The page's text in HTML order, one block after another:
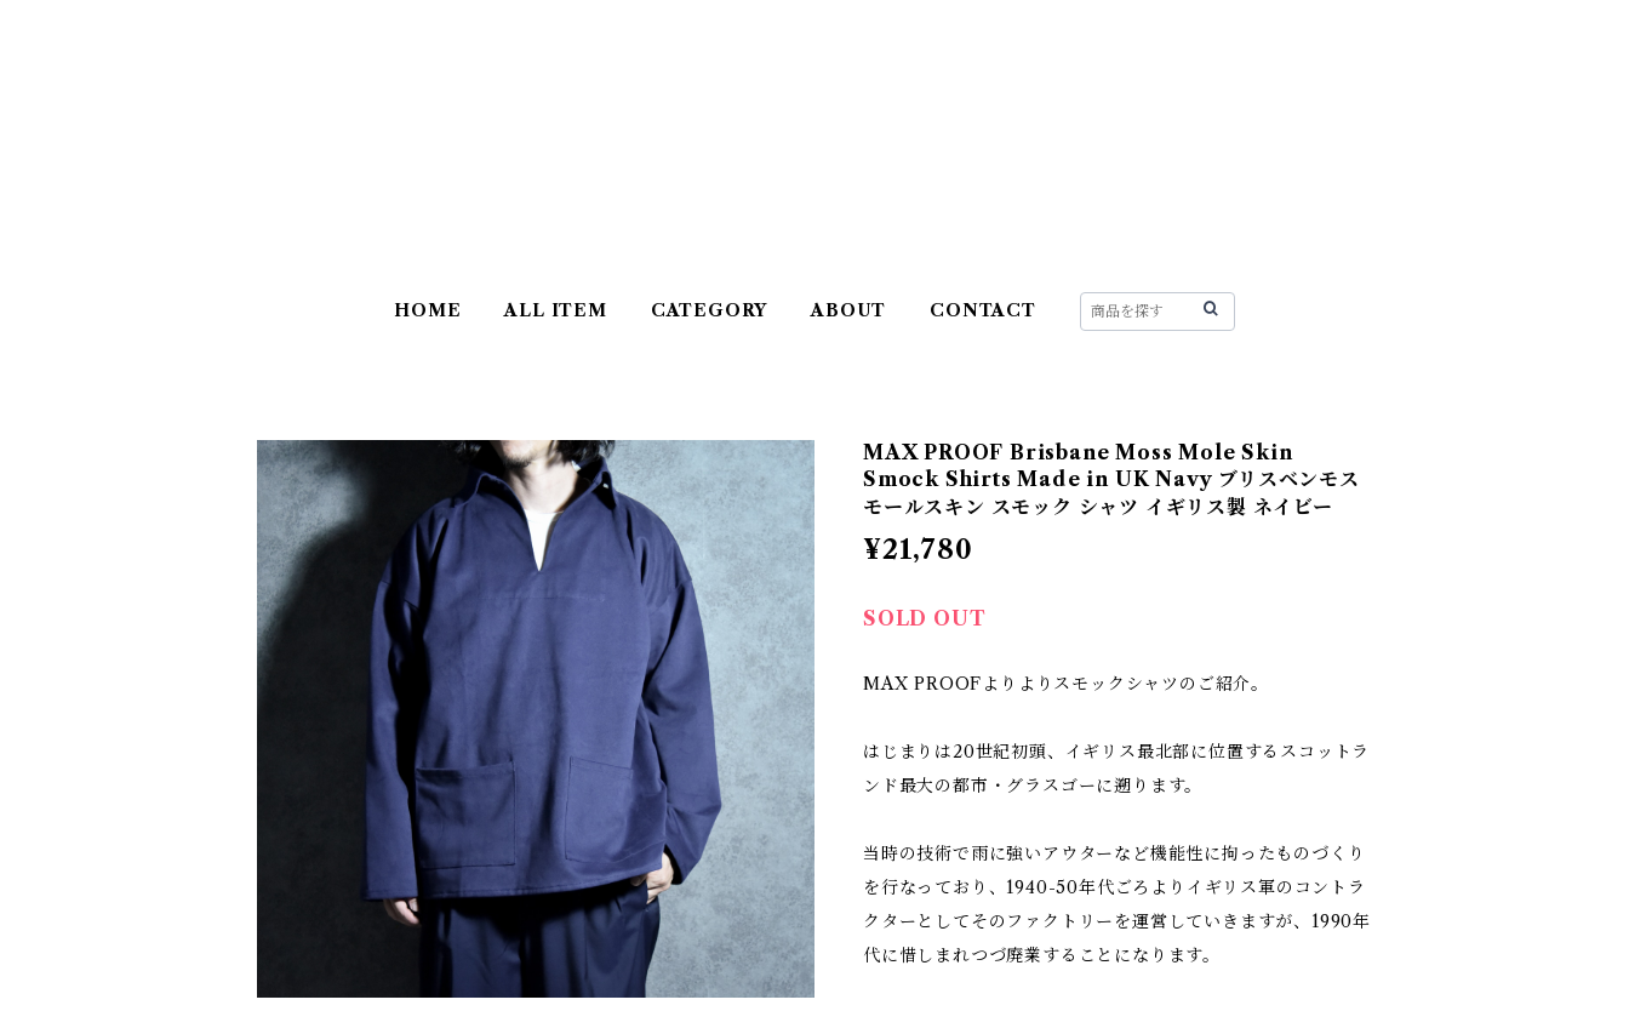
HOME ALL ITEM CATEGORY ABOUT CONTACT
MAX PROOF Brisbane Moss Mole Skin
Smock Shirts Made in UK Navy ブリスベンモス
モールスキン スモック シャツ イギリス製 ネイビー
¥21,780
SOLD OUT
MAX PROOFよりよりスモックシャツのご紹介。
はじまりは20世紀初頭、イギリス最北部に位置するスコットラ
ンド最大の都市・グラスゴーに遡ります。
当時の技術で雨に強いアウターなど機能性に拘ったものづくり
を行なっており、1940-50年代ごろよりイギリス軍のコントラ
クターとしてそのファクトリーを運営していきますが、1990年
代に惜しまれつづ廃業することになります。